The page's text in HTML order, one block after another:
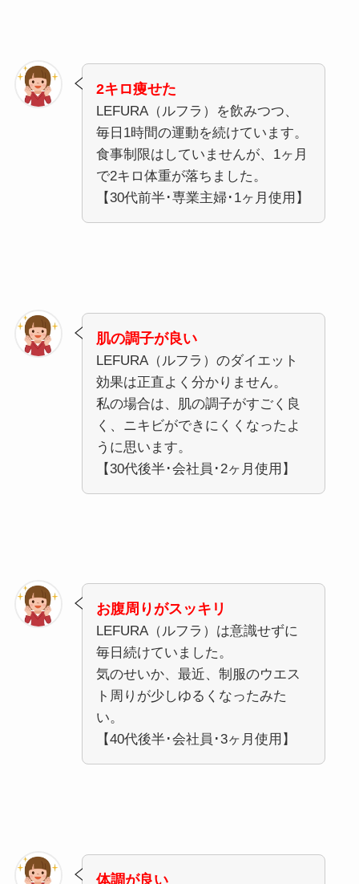
2キロ痩せた
LEFURA（ルフラ）を飲みつつ、
毎日1時間の運動を続けています。
食事制限はしていませんが、1ヶ月
で2キロ体重が落ちました。
【30代前半･専業主婦･1ヶ月使用】
肌の調子が良い
LEFURA（ルフラ）のダイエット
効果は正直よく分かりません。
私の場合は、肌の調子がすごく良
く、ニキビができにくくなったよ
うに思います。
【30代後半･会社員･2ヶ月使用】
お腹周りがスッキリ
LEFURA（ルフラ）は意識せずに
毎日続けていました。
気のせいか、最近、制服のウエス
ト周りが少しゆるくなったみた
い。
【40代後半･会社員･3ヶ月使用】
体調が良い